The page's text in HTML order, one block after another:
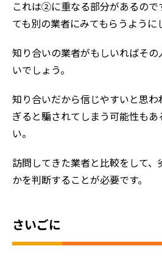
これは②に重なる部分があるので
ても別の業者にみてもらうように
知り合いの業者がもしいればそ
いでしょう。
知り合いだから信じやすいと思わ
ぎると騙されてしまう可能性もあ
い。
訪問してきた業者と比較をして、
かを判断することが必要です。
さいごに